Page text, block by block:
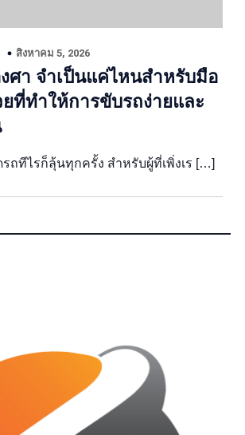
สิงหาคม 5, 2026
ศา จำเป็นแค่ไหนสำหรับมือ
ที่ทำให้การขับรถง่ายและ
ถทีไรก็ลุ้นทุกครั้ง สำหรับผู้ที่เพิ่งเร […]